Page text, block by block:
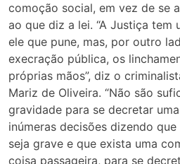
comoção social, em vez de se
ao que diz a lei. “A Justiça tem
ele que pune, mas, por outro
execração pública, os
próprias mãos”, diz o
Mariz de Oliveira. “Não são
gravidade para se decretar
inúmeras decisões dizendo
seja grave e que exista uma
coisa passageira, para se